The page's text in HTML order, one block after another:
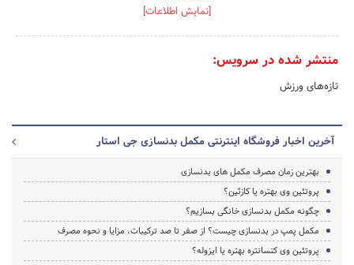
[نمایش اطلاعات]
منتشر شده در سرویس:
تازه‌های ورزش
آخرین اخبار فروشگاه اینترنتی مکمل بدنسازی جی استار
بهترین زمان مصرف مکمل های بدنسازی
پروتئین وی بهتره یا کازئین؟
چگونه مکمل بدنسازی خانگی بسازیم؟
مکمل پمپ در بدنسازی چیست؟ از صفر تا صد ترکیبات، مزایا و نحوه مصرف
پروتئین وی کنسانتره بهتره یا ایزوله؟